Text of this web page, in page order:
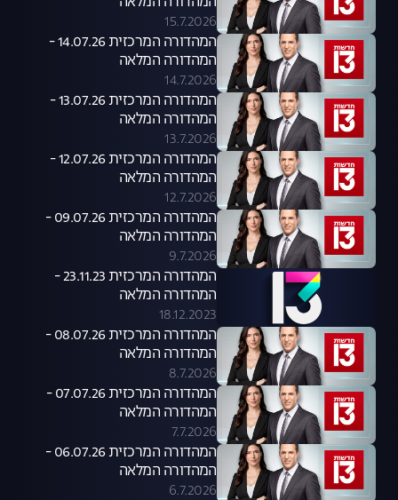
15.7.2026
המהדורה המרכזית 14.07.26 -
המהדורה המלאה
14.7.2026
המהדורה המרכזית 13.07.26 -
המהדורה המלאה
13.7.2026
המהדורה המרכזית 12.07.26 -
המהדורה המלאה
12.7.2026
המהדורה המרכזית 09.07.26 -
המהדורה המלאה
9.7.2026
המהדורה המרכזית 23.11.23 -
המהדורה המלאה
18.12.2023
המהדורה המרכזית 08.07.26 -
המהדורה המלאה
8.7.2026
המהדורה המרכזית 07.07.26 -
המהדורה המלאה
7.7.2026
המהדורה המרכזית 06.07.26 -
המהדורה המלאה
6.7.2026